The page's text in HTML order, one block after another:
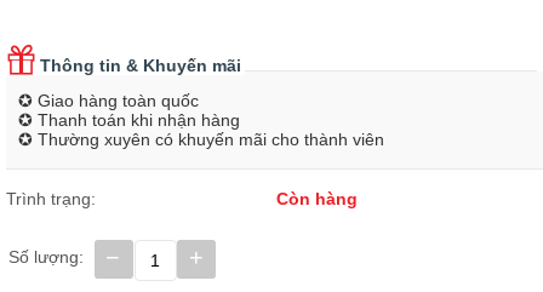
Thông tin & Khuyến mãi
✪ Giao hàng toàn quốc
✪ Thanh toán khi nhận hàng
✪ Thường xuyên có khuyến mãi cho thành viên
Trình trạng: Còn hàng
Số lượng: +
−